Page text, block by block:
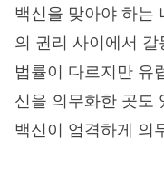
백신을 맞아야 하는
의 권리 사이에서
법률이 다르지만 유
신을 의무화한 곳도
백신이 엄격하게 의